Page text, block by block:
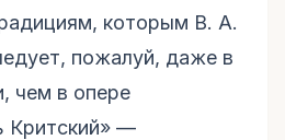
которым В. А.
пожалуй, даже в
чем в опере
Критский» —